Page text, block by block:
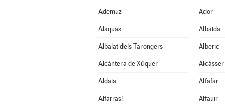
Ademuz Ador
Alaquàs Albaida
Albalat dels Tarongers Alberic
Alcàntera de Xúquer Alcàsser
Aldaia Alfafar
Alfarrasí Alfauir